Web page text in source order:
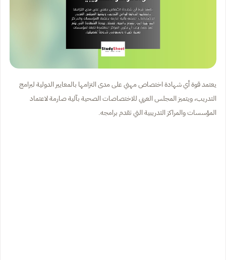
يعتمد قوة أي شهادة اختصاص مهني على مدى التزامها بالمعايير الدولية لبرامج
التدريب، ويتميز المجلس العربي للاختصاصات الصحية بآلية صارمة لاعتماد
المؤسسات والمراكز التدريبية التي تقدم برامجه.